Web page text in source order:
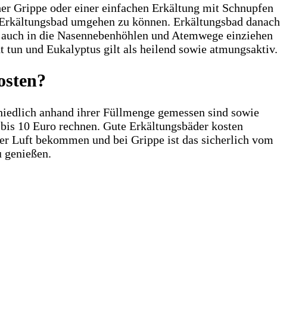
Grippe oder einer einfachen Erkältung mit Schnupfen
umgehen zu können. Erkältungsbad danach
in die Nasennebenhöhlen und Atemwege einziehen
tun und Eukalyptus gilt als heilend sowie atmungsaktiv.
anhand ihrer Füllmenge gemessen sind sowie
10 Euro rechnen. Gute Erkältungsbäder kosten
Luft bekommen und bei Grippe ist das sicherlich vom